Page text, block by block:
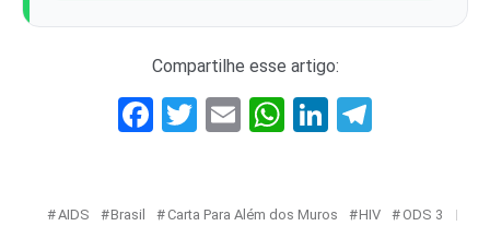
Compartilhe esse artigo:
Facebook
Twitter
EmailWhatsApp
LinkedIn
AIDS Brasil Carta Para Além dos Muros HIV ODS 3